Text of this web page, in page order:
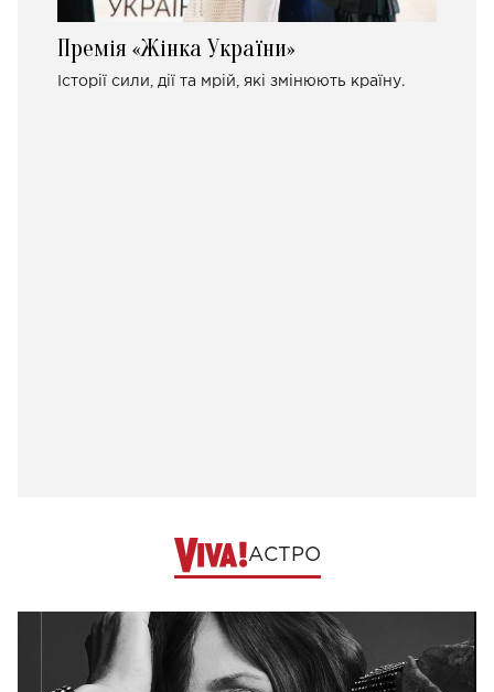
Премія «Жінка України»
Історії сили, дії та мрій, які змінюють країну.
АСТРО